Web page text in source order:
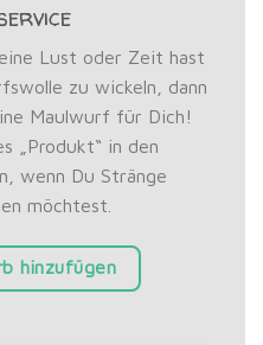
Lust oder Zeit hast
zu wickeln, dann
Maulwurf für Dich!
„Produkt“ in den
wenn Du Stränge
möchtest.
hinzufügen